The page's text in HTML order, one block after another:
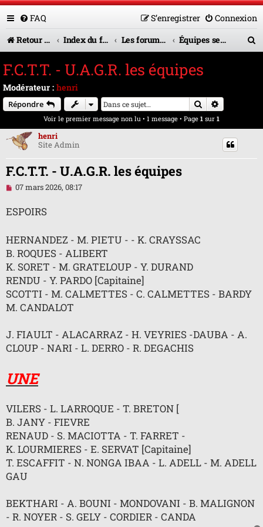
FAQ Connexion
S’enregistrer
Retour vers le site U.A.G.R.
Index du forum Les forums en service Équipes seniors
r
F.C.T.T. - U.A.G.R. les équipes
Modérateur : henri
Répondre Rechercher
Voir le premier message non lu • 1 message • Page 1 sur 1
henri
Site Admin
F.C.T.T. - U.A.G.R. les équipes
M
s
e
n
o
n
l
u
07 mars 2026, 08:17
ESPOIRS
HERNANDEZ - M. PIETU - - K. CRAYSSAC
B. ROQUES - ALIBERT
K. SORET - M. GRATELOUP - Y. DURAND
RENDU - Y. PARDO [Capitaine]
SCOTTI - M. CALMETTES - C. CALMETTES - BARDY
M. CANDALOT
J. FIAULT - ALACARRAZ - H. VEYRIES -DAUBA - A.
CLOUP - NARI - L. DERRO - R. DEGACHIS
UNE
VILERS - L. LARROQUE - T. BRETON [
B. JANY - FIEVRE
RENAUD - S. MACIOTTA - T. FARRET -
K. LOURMIERES - E. SERVAT [Capitaine]
T. ESCAFFIT - N. NONGA IBAA - L. ADELL - M. ADELL
GAU
BEKTHARI - A. BOUNI - MONDOVANI - B. MALIGNON
- R. NOYER - S. GELY - CORDIER - CANDA